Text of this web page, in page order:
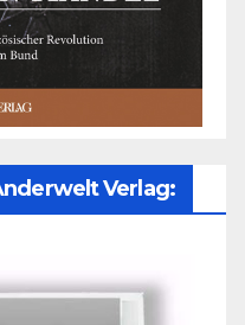
Verlag: